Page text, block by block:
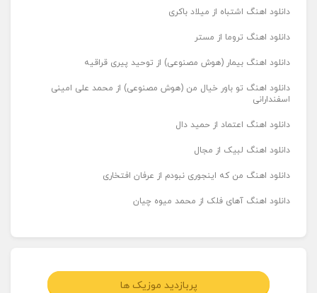
دانلود اهنگ اشتباه از میلاد باکری
دانلود اهنگ تروما از مستر
دانلود اهنگ بیمار (هوش مصنوعی) از توحید پیری قراقیه
دانلود اهنگ تو باور خیال من (هوش مصنوعی) از محمد علی امینی
اسفندارانی
دانلود اهنگ اعتماد از حمید دال
دانلود اهنگ لبیک از مجال
دانلود اهنگ من که اینجوری نبودم از عرفان افتخاری
دانلود اهنگ آهای فلک از محمد میوه چیان
پربازدید موزیک ها